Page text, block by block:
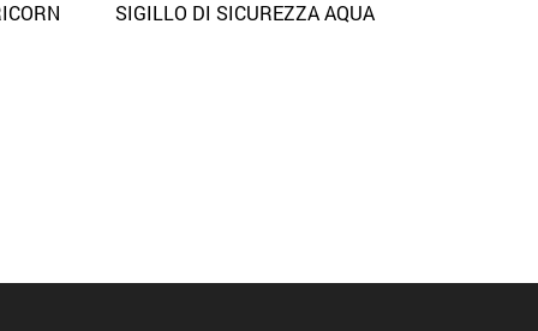
Aggiungi alla lista dei desideri Quick View
SIGILLO DI SICUREZZA AQUA